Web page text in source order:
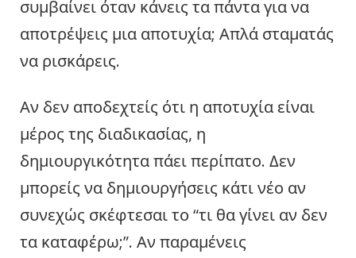
συμβαίνει όταν κάνεις τα πάντα για να
αποτρέψεις μια αποτυχία; Απλά σταματάς
να ρισκάρεις.
Αν δεν αποδεχτείς ότι η αποτυχία είναι
μέρος της διαδικασίας, η
δημιουργικότητα πάει περίπατο. Δεν
μπορείς να δημιουργήσεις κάτι νέο αν
συνεχώς σκέφτεσαι το “τι θα γίνει αν δεν
τα καταφέρω;”. Αν παραμένεις